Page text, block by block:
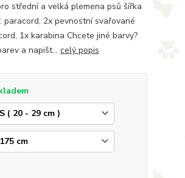
střední a velká plemena psů šířka
paracord, 2x pevnostní svařované
1x karabina Chcete jiné barvy?
a napišt... celý popis